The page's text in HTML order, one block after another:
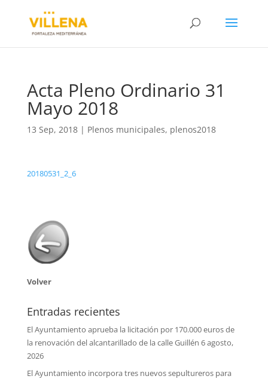
Acta Pleno Ordinario 31
Mayo 2018
13 Sep, 2018| Plenos municipales, plenos2018
20180531_2_6
Volver
Entradas recientes
El Ayuntamiento aprueba la licitación por 170.000 euros de
la renovación del alcantarillado de la calle Guillén 6 agosto,
2026
El Ayuntamiento incorpora tres nuevos sepultureros para